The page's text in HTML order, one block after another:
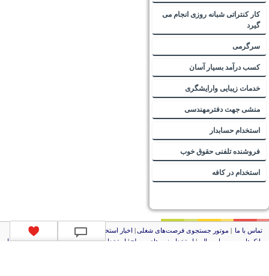
کار کنتراتی شبانه روزی انجام می
گیرد
سرگرمی
کسب درآمد بسیار آسان
خدمات زیبایی وارایشگری
منشی جهت دفترمهندسی
استخدام حسابدار
فروشنده تلفنی حقوق خوب
استخدام در کافه
تماس با ما| موتور جستجوی فرصت‌های شغلی | اخبار استخدام استخدام‌های دولتی
استخدام‌
بانک‌ها و موسسات مالی
استخدام‌ نیروهای مسلح | استخدام‌ شرکت‌های معتبر|ایزی مد کالا|شبا